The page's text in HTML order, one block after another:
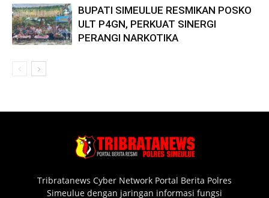
BUPATI SIMEULUE RESMIKAN POSKO
ULT P4GN, PERKUAT SINERGI
PERANGI NARKOTIKA
Tribratanews Cyber Network Portal Berita Polres
Simeulue dengan jaringan informasi fungsi